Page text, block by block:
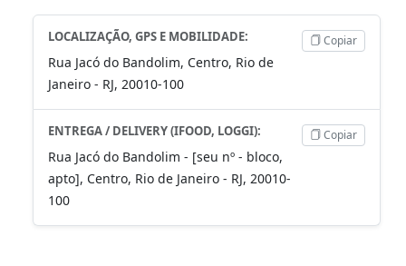
LOCALIZAÇÃO, GPS E MOBILIDADE:
Rua Jacó do Bandolim, Centro, Rio de
Janeiro - RJ, 20010-100
Copiar
ENTREGA / DELIVERY (IFOOD, LOGGI):
Rua Jacó do Bandolim - [seu nº - bloco,
apto], Centro, Rio de Janeiro - RJ, 20010-
100
Copiar